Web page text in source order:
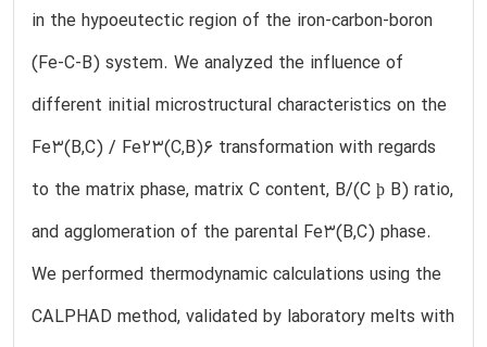
in the hypoeutectic region of the iron-carbon-boron
(Fe-C-B) system. We analyzed the influence of
different initial microstructural characteristics on the
Fe3(B,C) / Fe23(C,B)6 transformation with regards
to the matrix phase, matrix C content, B/(C þ B) ratio,
and agglomeration of the parental Fe3(B,C) phase.
We performed thermodynamic calculations using the
CALPHAD method, validated by laboratory melts with